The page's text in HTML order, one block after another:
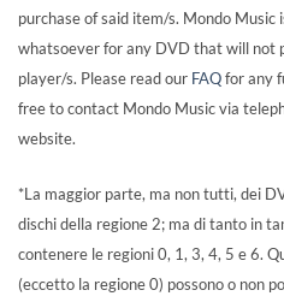
purchase of said item/s. Mondo Music
whatsoever for any DVD that will not
player/s. Please read our FAQfor any
free to contact Mondo Music via
website.
*La maggior parte, ma non tutti, dei
dischi della regione 2; ma di tanto in
contenere le regioni 0, 1, 3, 4, 5 e 6.
(eccetto la regione 0) possono o non